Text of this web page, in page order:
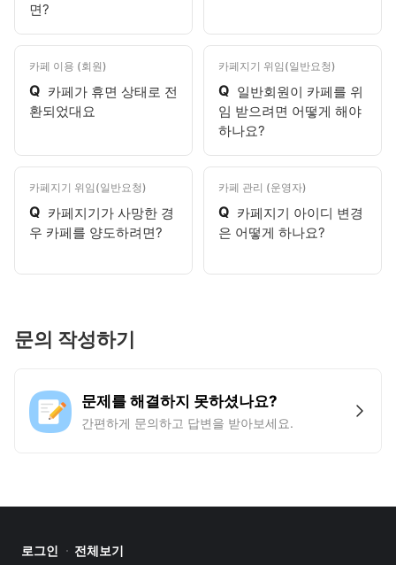
면?
카페 이용 (회원)
Q 카페가 휴면 상태로 전
환되었대요
카페지기 위임(일반요청)
Q 일반회원이 카페를 위
임 받으려면 어떻게 해야
하나요?
카페지기 위임(일반요청)
Q 카페지기가 사망한 경
우 카페를 양도하려면?
카페 관리 (운영자)
Q 카페지기 아이디 변경
은 어떻게 하나요?
문의 작성하기
문제를 해결하지 못하셨나요?
간편하게 문의하고 답변을 받아보세요.
로그인 전체보기